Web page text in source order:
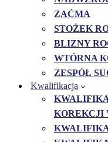
ZAĆMA
STOŻEK
BLIZNY
WTÓRNA
ZESPÓŁ
Kwalifikacja
KOREKCJI